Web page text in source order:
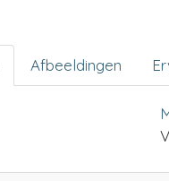
Afbeeldingen